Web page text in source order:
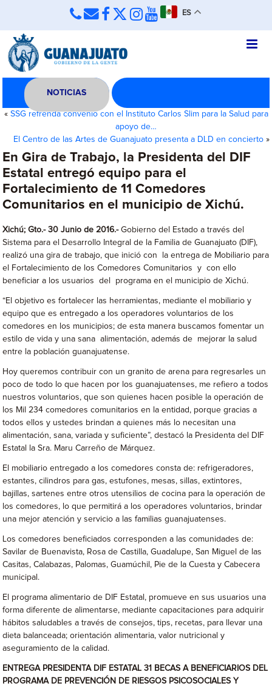
ES
NOTICIAS
« SSG refrenda convenio con el Instituto Carlos Slim para la Salud para
apoyo de…
El Centro de las Artes de Guanajuato presenta a DLD en concierto»
En Gira de Trabajo, la Presidenta del DIF
Estatal entregó equipo para el
Fortalecimiento de 11 Comedores
Comunitarios en el municipio de Xichú.
Xichú; Gto.- 30 Junio de 2016.-Gobierno del Estado a través del
Sistema para el Desarrollo Integral de la Familia de Guanajuato (DIF),
realizó una gira de trabajo, que inició con la entrega de Mobiliario para
el Fortalecimiento de los Comedores Comunitarios y con ello
beneficiar a los usuarios del programa en el municipio de Xichú.
“El objetivo es fortalecer las herramientas, mediante el mobiliario y
equipo que es entregado a los operadores voluntarios de los
comedores en los municipios; de esta manera buscamos fomentar un
estilo de vida y una sana alimentación, además de mejorar la salud
entre la población guanajuatense.
Hoy queremos contribuir con un granito de arena para regresarles un
poco de todo lo que hacen por los guanajuatenses, me refiero a todos
nuestros voluntarios, que son quienes hacen posible la operación de
los Mil 234 comedores comunitarios en la entidad, porque gracias a
todos ellos y ustedes brindan a quienes más lo necesitan una
alimentación, sana, variada y suficiente”, destacó la Presidenta del DIF
Estatal la Sra. Maru Carreño de Márquez.
El mobiliario entregado a los comedores consta de: refrigeradores,
estantes, cilindros para gas, estufones, mesas, sillas, extintores,
bajillas, sartenes entre otros utensilios de cocina para la operación de
los comedores, lo que permitirá a los operadores voluntarios, brindar
una mejor atención y servicio a las familias guanajuatenses.
Los comedores beneficiados corresponden a las comunidades de:
Savilar de Buenavista, Rosa de Castilla, Guadalupe, San Miguel de las
Casitas, Calabazas, Palomas, Guamúchil, Pie de la Cuesta y Cabecera
municipal.
El programa alimentario de DIF Estatal, promueve en sus usuarios una
forma diferente de alimentarse, mediante capacitaciones para adquirir
hábitos saludables a través de consejos, tips, recetas, para llevar una
dieta balanceada; orientación alimentaria, valor nutricional y
aseguramiento de la calidad.
ENTREGA PRESIDENTA DIF ESTATAL 31 BECAS A BENEFICIARIOS DEL
PROGRAMA DE PREVENCIÓN DE RIESGOS PSICOSOCIALES Y